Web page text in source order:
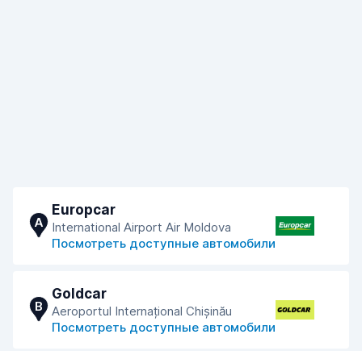
A
Europcar
International Airport Air Moldova
Посмотреть доступные автомобили
B
Goldcar
Aeroportul Internațional Chișinău
Посмотреть доступные автомобили